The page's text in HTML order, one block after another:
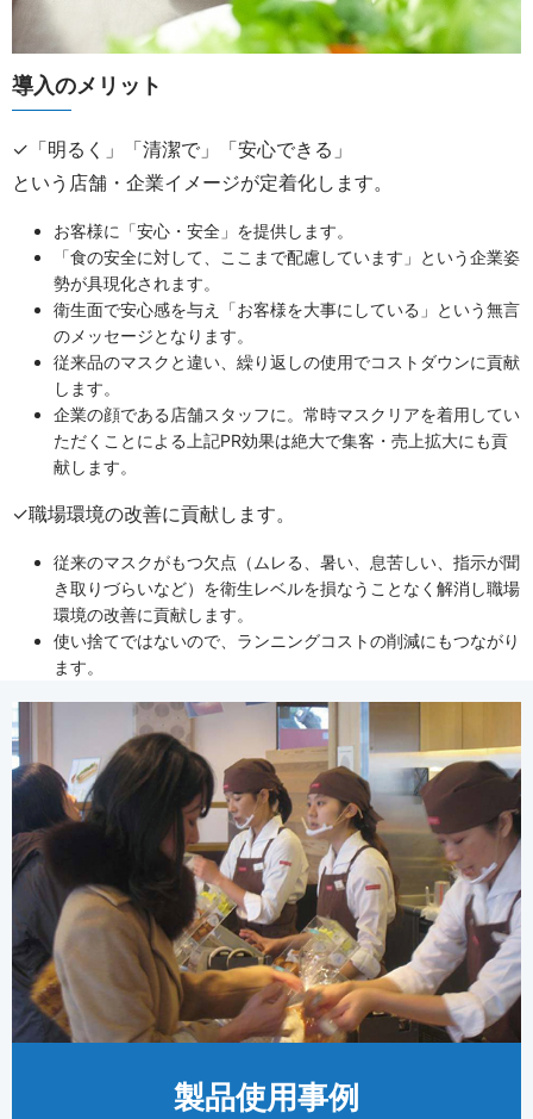
導入のメリット
✓「明るく」「清潔で」「安心できる」
という店舗・企業イメージが定着化します。
お客様に「安心・安全」を提供します。
「食の安全に対して、ここまで配慮しています」という企業姿
勢が具現化されます。
衛生面で安心感を与え「お客様を大事にしている」という無言
のメッセージとなります。
従来品のマスクと違い、繰り返しの使用でコストダウンに貢献
します。
企業の顔である店舗スタッフに。常時マスクリアを着用してい
ただくことによる上記PR効果は絶大で集客・売上拡大にも貢
献します。
✓職場環境の改善に貢献します。
従来のマスクがもつ欠点（ムレる、暑い、息苦しい、指示が聞
き取りづらいなど）を衛生レベルを損なうことなく解消し職場
環境の改善に貢献します。
使い捨てではないので、ランニングコストの削減にもつながり
ます。
製品使用事例